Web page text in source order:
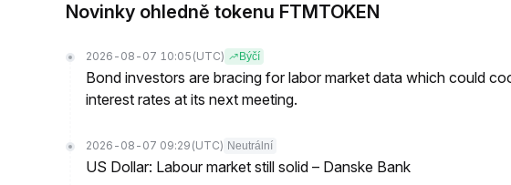
Novinky ohledně tokenu FTMTOKEN
2026-08-07 10:05 (UTC) Býčí
Bond investors are bracing for labor market data which could
interest rates at its next meeting.
2026-08-07 09:29 (UTC) Neutrální
US Dollar: Labour market still solid – Danske Bank